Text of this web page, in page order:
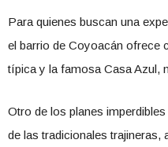
Para quienes buscan una
el barrio de Coyoacán ofrece
típica y la famosa Casa Azul,
Otro de los planes
de las tradicionales trajineras,